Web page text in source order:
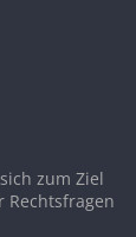
zum Ziel
Rechtsfragen